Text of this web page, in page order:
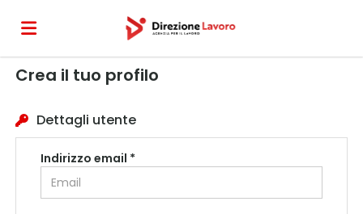
Home
Offerte
di
Carica
Crea il tuo profilo
Dettagli utente
Indirizzo email *